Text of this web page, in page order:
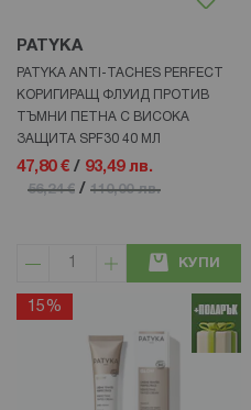
PATYKA
PATYKA ANTI-TACHES PERFECT
КОРИГИРАЩ ФЛУИД ПРОТИВ
ТЪМНИ ПЕТНА С ВИСОКА
ЗАЩИТА SPF30 40 МЛ
47,80 € / 93,49 лв.
56,24 € / 110,00 лв.
КУПИ
15%